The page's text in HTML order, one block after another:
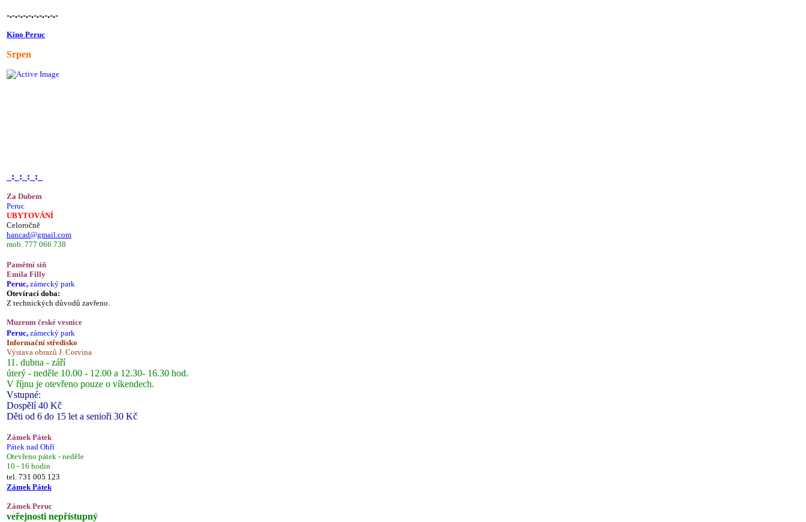
-.-.-.-.-.-.-.-.-.-
Kino Peruc
Srpen
_:_:_:_:_
Za Dubem
Peruc
UBYTOVÁNÍ
Celoročně
hancad@gmail.com
mob. 777 066 738
Pamětní síň
Emila Filly
Peruc, zámecký park
Otevírací doba:
Z technických důvodů zavřeno.
Muzeum české vesnice
Peruc, zámecký park
Informační středisko
Výstava obrazů J. Corvina
11. dubna - září
úterý - neděle 10.00 - 12.00 a 12.30- 16.30 hod.
V říjnu je otevřeno pouze o víkendech.
Vstupné:
Dospělí 40 Kč
Děti od 6 do 15 let a senioři 30 Kč
Zámek Pátek
Pátek nad Ohří
Otevřeno pátek - neděle
10 - 16 hodin
tel. 731 005 123
Zámek Pátek
Zámek Peruc
veřejnosti nepřístupný